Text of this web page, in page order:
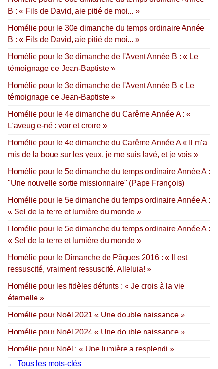
B : « Fils de David, aie pitié de moi... »
Homélie pour le 30e dimanche du temps ordinaire Année
B : « Fils de David, aie pitié de moi... »
Homélie pour le 3e dimanche de l'Avent Année B : « Le
témoignage de Jean-Baptiste »
Homélie pour le 3e dimanche de l'Avent Année B « Le
témoignage de Jean-Baptiste »
Homélie pour le 4e dimanche du Carême Année A : «
L’aveugle-né : voir et croire »
Homélie pour le 4e dimanche du Carême Année A « Il m’a
mis de la boue sur les yeux, je me suis lavé, et je vois »
Homélie pour le 5e dimanche du temps ordinaire Année A :
"Une nouvelle sortie missionnaire" (Pape François)
Homélie pour le 5e dimanche du temps ordinaire Année A :
« Sel de la terre et lumière du monde »
Homélie pour le 5e dimanche du temps ordinaire Année A :
« Sel de la terre et lumière du monde »
Homélie pour le Dimanche de Pâques 2016 : « Il est
ressuscité, vraiment ressuscité. Alleluia! »
Homélie pour les fidèles défunts : « Je crois à la vie
éternelle »
Homélie pour Noël 2021 « Une double naissance »
Homélie pour Noël 2024 « Une double naissance »
Homélie pour Noël : « Une lumière a resplendi »
← Tous les mots-clés